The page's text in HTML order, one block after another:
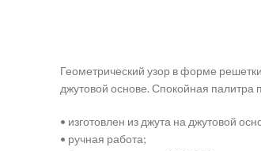
Геометрический узор в форме
джутовой основе. Спокойная палитра
• изготовлен из джута на джутовой
• ручная работа;